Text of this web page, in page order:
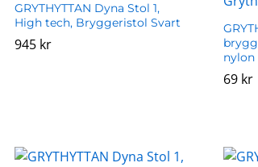
GRYTHYTTAN Dyna Stol 1,
High tech, Bryggeristol Svart
945 kr
945 kr
nylon
69 kr
69 kr